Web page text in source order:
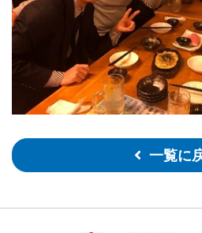
一覧に